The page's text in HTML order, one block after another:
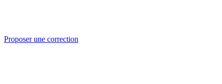
Proposer une correction